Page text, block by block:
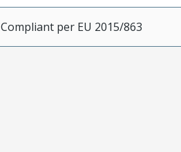
Compliant per EU 2015/863